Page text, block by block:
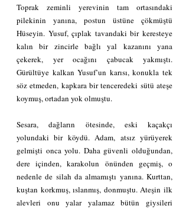
Toprak zeminli yerevinin tam ortasındaki
pilekinin yanına, postun üstüne çökmüştü
Hüseyin. Yusuf, çıplak tavandaki bir keresteye
kalın bir zincirle bağlı yal kazanını yana
çekerek, yer ocağını çabucak yakmıştı.
Gürültüye kalkan Yusuf’un karısı, konukla tek
söz etmeden, kapkara bir tenceredeki sütü ateşe
koymuş, ortadan yok olmuştu.
Sesara, dağların ötesinde, eski kaçakçı
yolundaki bir köydü. Adam, atsız yürüyerek
gelmişti onca yolu. Daha güvenli olduğundan,
dere içinden, karakolun önünden geçmiş, o
nedenle de silah da almamıştı yanına. Kurttan,
kuştan korkmuş, ıslanmış, donmuştu. Ateşin ilk
alevleri onu yalar yalamaz bütün giysileri